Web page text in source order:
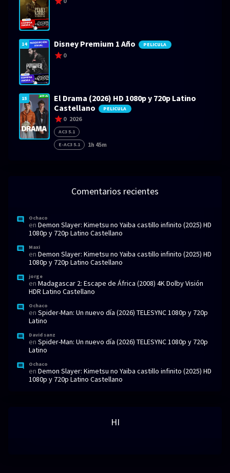
14 Disney Premium 1 Año PELICULA
0
15
El Drama (2026) HD 1080p y 720p Latino
Castellano
PELICULA
0 2026
AC3 5.1
E-AC3 5.1
1h 45m
Comentarios recientes
Ochaco
en Demon Slayer: Kimetsu no Yaiba castillo infinito (2025) HD
1080p y 720p Latino Castellano
Maxi
en Demon Slayer: Kimetsu no Yaiba castillo infinito (2025) HD
1080p y 720p Latino Castellano
jorge
en Madagascar 2: Escape de África (2008) 4K Dolby Visión
HDR Latino Castellano
Ochaco
en Spider-Man: Un nuevo día (2026) TELESYNC 1080p y 720p
Latino
David sanz
en Spider-Man: Un nuevo día (2026) TELESYNC 1080p y 720p
Latino
Ochaco
en Demon Slayer: Kimetsu no Yaiba castillo infinito (2025) HD
1080p y 720p Latino Castellano
HI